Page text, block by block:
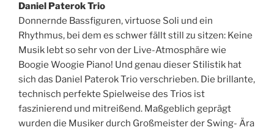
Daniel Paterok Trio
Donnernde Bassfiguren, virtuose Soli und ein
Rhythmus, bei dem es schwer fällt still zu sitzen: Keine
Musik lebt so sehr von der Live-Atmosphäre wie
Boogie Woogie Piano! Und genau dieser Stilistik hat
sich das Daniel Paterok Trio verschrieben. Die brillante,
technisch perfekte Spielweise des Trios ist
faszinierend und mitreißend. Maßgeblich geprägt
wurden die Musiker durch Großmeister der Swing- Ära